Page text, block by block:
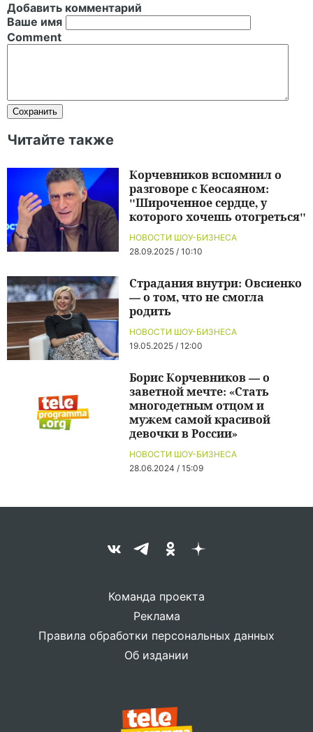
Добавить комментарий
Ваше имя
Comment
Читайте также
НОВОСТИ ШОУ-БИЗНЕСА
28.09.2025 / 10:10
Корчевников вспомнил о
разговоре с Кеосаяном:
"Широченное сердце, у
которого хочешь отогреться"
НОВОСТИ ШОУ-БИЗНЕСА
19.05.2025 / 12:00
Страдания внутри: Овсиенко
— о том, что не смогла
родить
НОВОСТИ ШОУ-БИЗНЕСА
28.06.2024 / 15:09
Борис Корчевников — о
заветной мечте: «Стать
многодетным отцом и
мужем самой красивой
девочки в России»
Команда проекта
Реклама
Правила обработки персональных данных
Об издании